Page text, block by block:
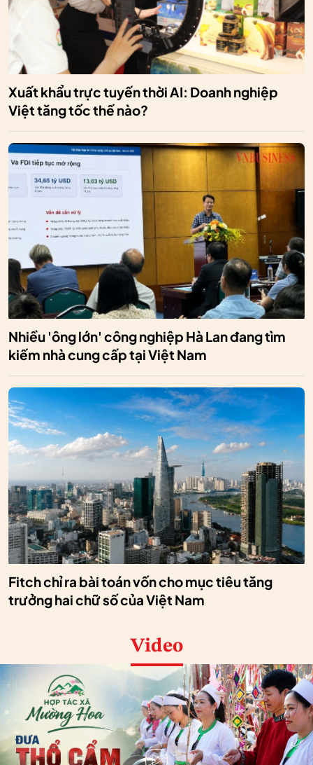
Xuất khẩu trực tuyến thời AI: Doanh nghiệp
Việt tăng tốc thế nào?
Nhiều 'ông lớn' công nghiệp Hà Lan đang tìm
kiếm nhà cung cấp tại Việt Nam
Fitch chỉ ra bài toán vốn cho mục tiêu tăng
trưởng hai chữ số của Việt Nam
Video